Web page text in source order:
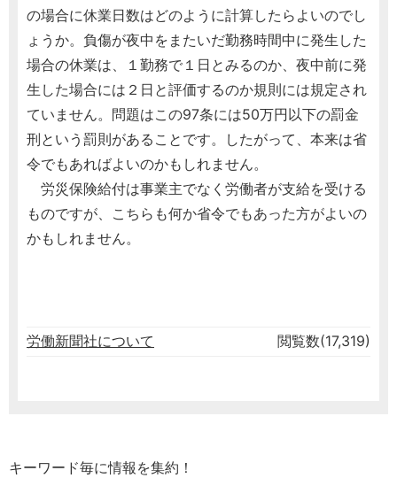
の場合に休業日数はどのように計算したらよいのでし
ょうか。負傷が夜中をまたいだ勤務時間中に発生した
場合の休業は、１勤務で１日とみるのか、夜中前に発
生した場合には２日と評価するのか規則には規定され
ていません。問題はこの97条には50万円以下の罰金
刑という罰則があることです。したがって、本来は省
令でもあればよいのかもしれません。
労災保険給付は事業主でなく労働者が支給を受ける
ものですが、こちらも何か省令でもあった方がよいの
かもしれません。
労働新聞社について 閲覧数(17,319)
キーワード毎に情報を集約！